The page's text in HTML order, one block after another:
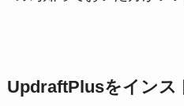
UpdraftPlusをインス